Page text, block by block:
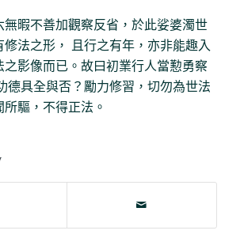
無暇不善加觀察反省，於此娑婆濁世
法之形， 且行之有年，亦非能趣入
之影像而已。故曰初業行人當懃勇察
德具全與否？勵力修習，切勿為世法
驅，不得正法。